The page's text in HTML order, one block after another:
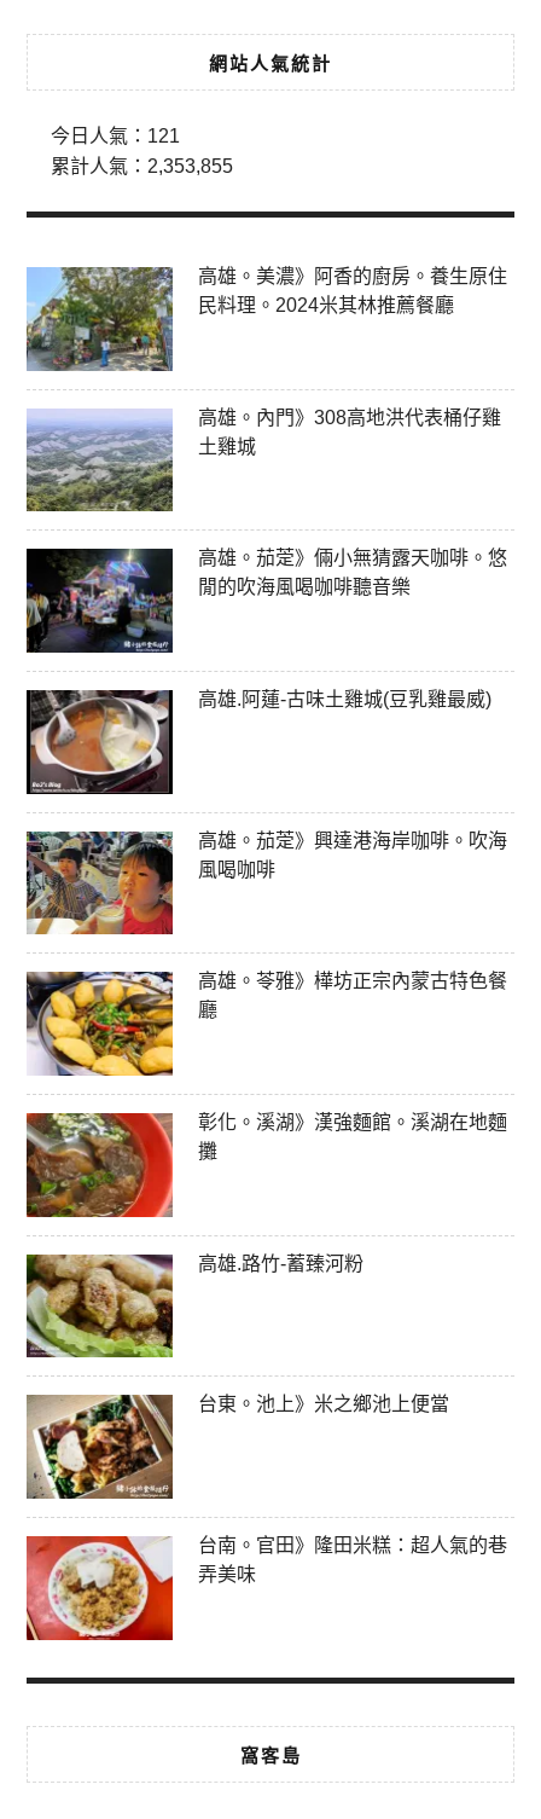
網站人氣統計
今日人氣： 121
累計人氣： 2,353,855
高雄。美濃》阿香的廚房。養生原住
民料理。2024米其林推薦餐廳
高雄。內門》308高地洪代表桶仔雞
土雞城
高雄。茄萣》倆小無猜露天咖啡。悠
閒的吹海風喝咖啡聽音樂
高雄.阿蓮-古味土雞城(豆乳雞最威)
高雄。茄萣》興達港海岸咖啡。吹海
風喝咖啡
高雄。苓雅》樺坊正宗內蒙古特色餐
廳
彰化。溪湖》漢強麵館。溪湖在地麵
攤
高雄.路竹-蓄臻河粉
台東。池上》米之鄉池上便當
台南。官田》隆田米糕：超人氣的巷
弄美味
窩客島